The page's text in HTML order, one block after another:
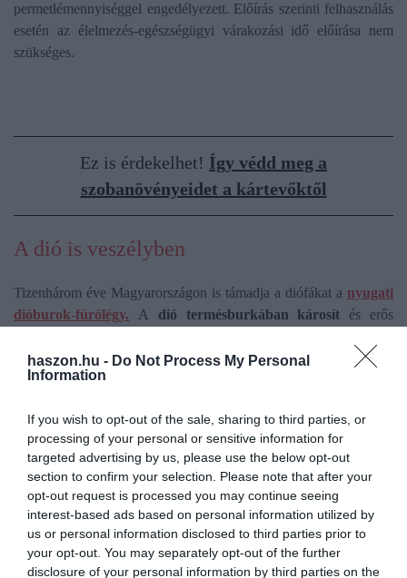
haszon.hu - Do Not Process My Personal
Information
If you wish to opt-out of the sale, sharing to third parties, or
processing of your personal or sensitive information for
targeted advertising by us, please use the below opt-out
section to confirm your selection. Please note that after your
opt-out request is processed you may continue seeing
interest-based ads based on personal information utilized by
us or personal information disclosed to third parties prior to
your opt-out. You may separately opt-out of the further
disclosure of your personal information by third parties on the
permetlémennyiséggel engedélyezett. Előírás szerinti felhasználás
esetén az élelmezés-egészségügyi várakozási idő előírása nem
szükséges.
Ez is érdekelhet! Így védd meg a
szobanövényeidet a kártevőktől
A dió is veszélyben
Tizenhárom éve Magyarországon is támadja a diófákat a nyugati
dióburok-fúrólégy. A dió termésburkában károsít és erős
nyugatidióburok-fúrólégyhazánkban zárlati kártevő.
jelenlétüket. Erre pedig kiváló megoldása sárga, sárgászöld
ragacsos csapda.
Fontos, hogya lárva ne kerüljön a talajba,amelyet például a
talaj takarásával, és a lehullott terméskezdemények
megsemmisítésével érhetünk el. De a gyakori gereblyézéssel, a
sekély talajforgatással is megzavarhatjuk a bábozódásukat.
2021 nyarán engedélyezték hazánkban ellene kiegészítő